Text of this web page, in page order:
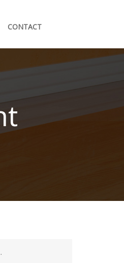
CONTACT